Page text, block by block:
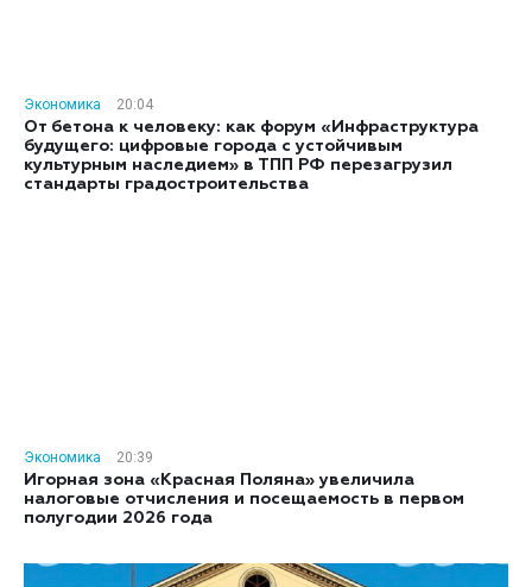
Экономика
20:04
От бетона к человеку: как форум «Инфраструктура
будущего: цифровые города с устойчивым
культурным наследием» в ТПП РФ перезагрузил
стандарты градостроительства
Экономика
20:39
Игорная зона «Красная Поляна» увеличила
налоговые отчисления и посещаемость в первом
полугодии 2026 года